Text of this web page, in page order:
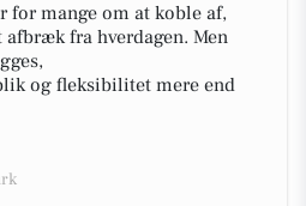
for mange om at koble af,
fra hverdagen. Men
og fleksibilitet mere end